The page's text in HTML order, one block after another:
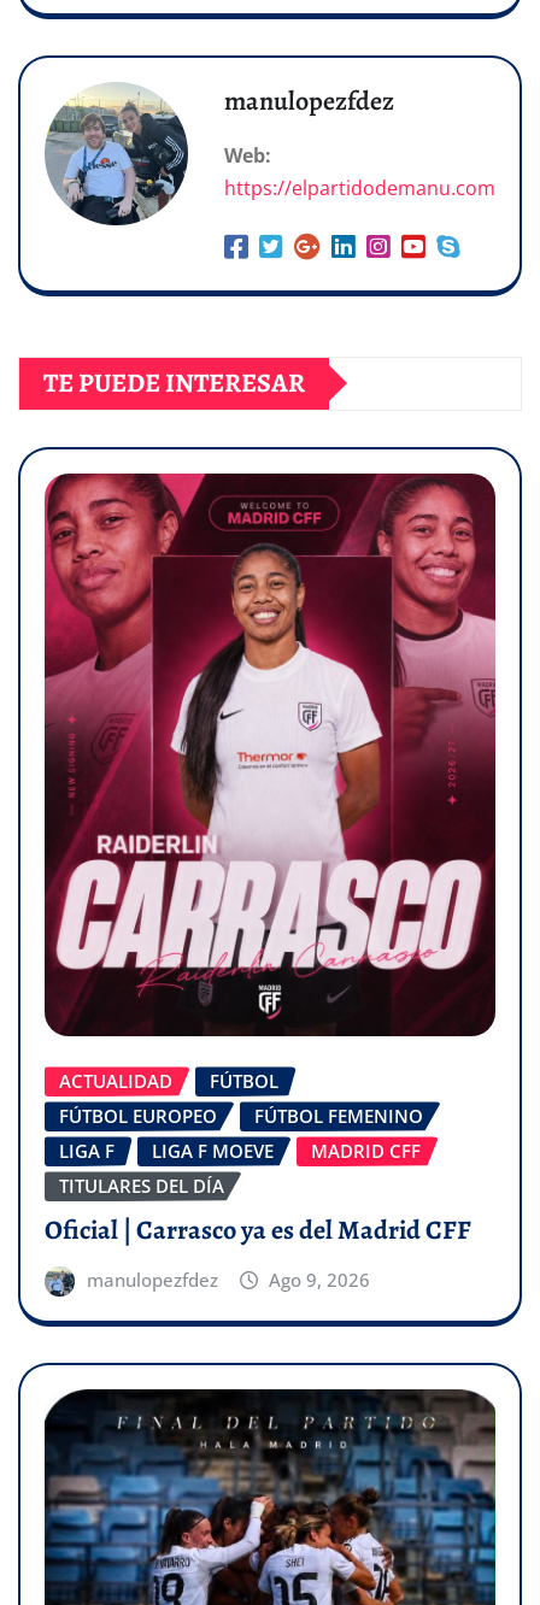
manulopezfdez
Web:
https://elpartidodemanu.com
TE PUEDE INTERESAR
ACTUALIDAD
FÚTBOL
FÚTBOL EUROPEO
FÚTBOL FEMENINO
LIGA F
LIGA F MOEVE
MADRID CFF
TITULARES DEL DÍA
Oficial | Carrasco ya es del Madrid CFF
manulopezfdez Ago 9, 2026